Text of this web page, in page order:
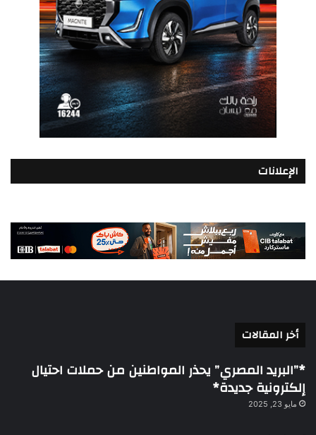
الإعلانات
أخر المقالات
*”البريد المصري” يحذر المواطنين من حملات احتيال
إلكترونية جديدة*
مايو 23, 2025